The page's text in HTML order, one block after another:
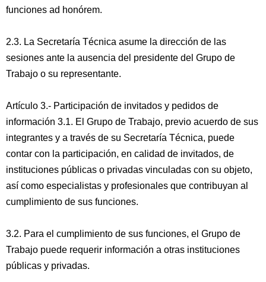
funciones ad honórem.
2.3. La Secretaría Técnica asume la dirección de las
sesiones ante la ausencia del presidente del Grupo de
Trabajo o su representante.
Artículo 3.- Participación de invitados y pedidos de
información 3.1. El Grupo de Trabajo, previo acuerdo de sus
integrantes y a través de su Secretaría Técnica, puede
contar con la participación, en calidad de invitados, de
instituciones públicas o privadas vinculadas con su objeto,
así como especialistas y profesionales que contribuyan al
cumplimiento de sus funciones.
3.2. Para el cumplimiento de sus funciones, el Grupo de
Trabajo puede requerir información a otras instituciones
públicas y privadas.